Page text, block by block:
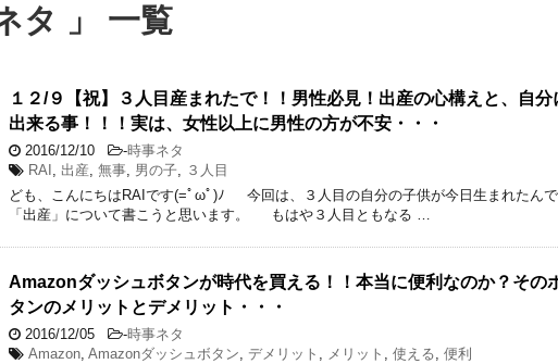
タ 」 一覧
１２/９【祝】３人目産まれたで！！男性必見！出産の心構えと、自分
出来る事！！！実は、女性以上に男性の方が不安・・・
2016/12/10 -時事ネタ
RAI , 出産, 無事, 男の子, ３人目
ども、こんにちはRAIです(=ﾟωﾟ)ﾉ 今回は、３人目の自分の子供が今日生まれたんで
「出産」について書こうと思います。 もはや３人目ともなる …
Amazonダッシュボタンが時代を買える！！本当に便利なのか？その
タンのメリットとデメリット・・・
2016/12/05 -時事ネタ
Amazon, Amazonダッシュボタン, デメリット , メリット , 使える, 便利